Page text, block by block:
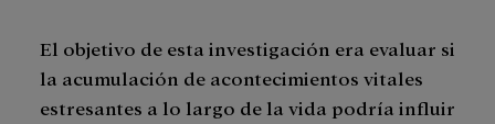
El objetivo de esta investigación era evaluar si
la acumulación de acontecimientos vitales
estresantes a lo largo de la vida podría influir